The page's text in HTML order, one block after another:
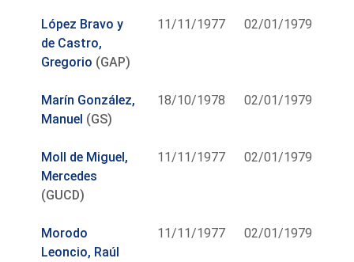
López Bravo y
de Castro,
Gregorio (GAP)
11/11/1977 02/01/1979
Marín González,
Manuel (GS)
18/10/1978 02/01/1979
Moll de Miguel,
Mercedes
(GUCD)
11/11/1977 02/01/1979
Morodo
Leoncio, Raúl
11/11/1977 02/01/1979